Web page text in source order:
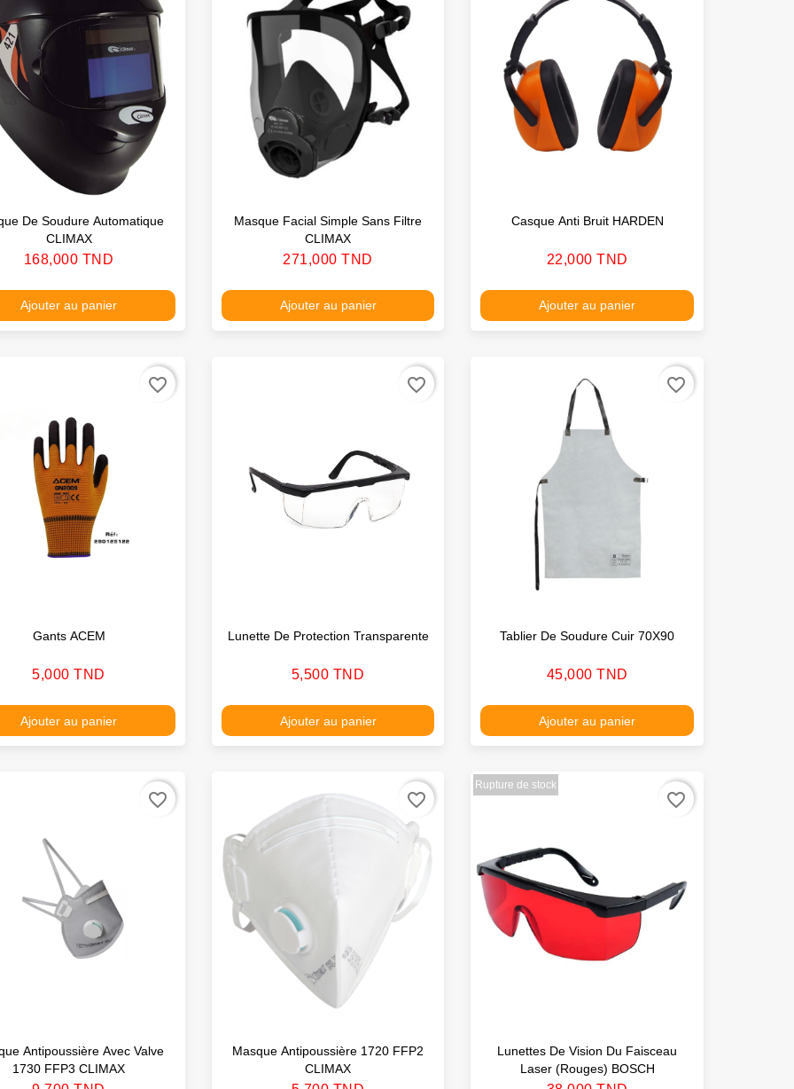
De Soudure Automatique
CLIMAX
Prix
168,000 TND
Ajouter au panier
Masque Facial Simple Sans Filtre
CLIMAX
Prix
271,000 TND
Ajouter au panier
Casque Anti Bruit HARDEN
Prix
22,000 TND
Ajouter au panier
Gants ACEM
Prix
5,000 TND
Ajouter au panier
favorite_border
Lunette De Protection Transparente
Prix
5,500 TND
Ajouter au panier
favorite_border
Tablier De Soudure Cuir 70X90
Prix
45,000 TND
Ajouter au panier
favorite_border
Antipoussière Avec Valve
1730 FFP3 CLIMAX
favorite_border
Masque Antipoussière 1720 FFP2
CLIMAX
favorite_border
Rupture de stock
Lunettes De Vision Du Faisceau
Laser (rouges) BOSCH
favorite_border